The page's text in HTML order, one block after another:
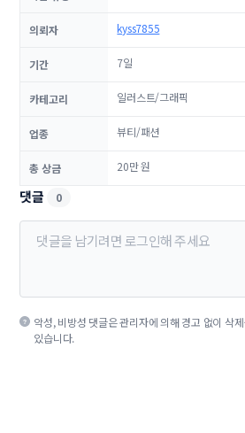
의뢰자 kyss7855
기간 7일
카테고리 일러스트/그래픽
업종 뷰티/패션
총 상금 20만 원
댓글 0
악성, 비방성 댓글은 관리자에 의해 경고 없이 삭
있습니다.